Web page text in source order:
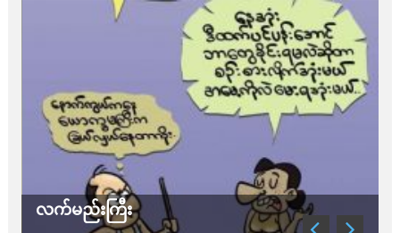
လက်မည်းကြီး